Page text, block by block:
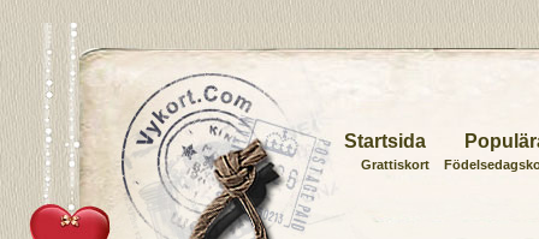
Startsida
Grattiskort